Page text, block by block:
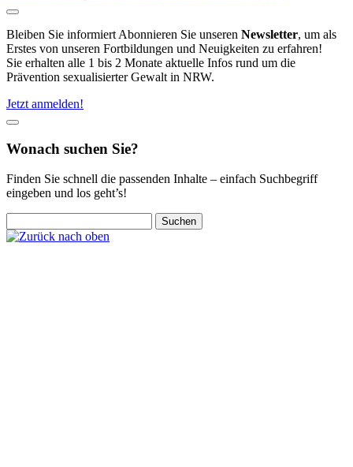
Bleiben Sie informiert Abonnieren Sie unseren Newsletter, um als
Erstes von unseren Fortbildungen und Neuigkeiten zu erfahren!
Sie erhalten alle 1 bis 2 Monate aktuelle Infos rund um die
Prävention sexualisierter Gewalt in NRW.
Jetzt anmelden!
Wonach suchen Sie?
Finden Sie schnell die passenden Inhalte – einfach Suchbegriff
eingeben und los geht’s!
nach: